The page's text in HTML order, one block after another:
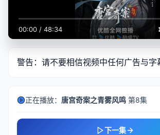
00:00 / 48:34
警告：请不要相信视频中任何广告与字
正在播放： 唐宫奇案之青雾风鸣 第8集
下一集